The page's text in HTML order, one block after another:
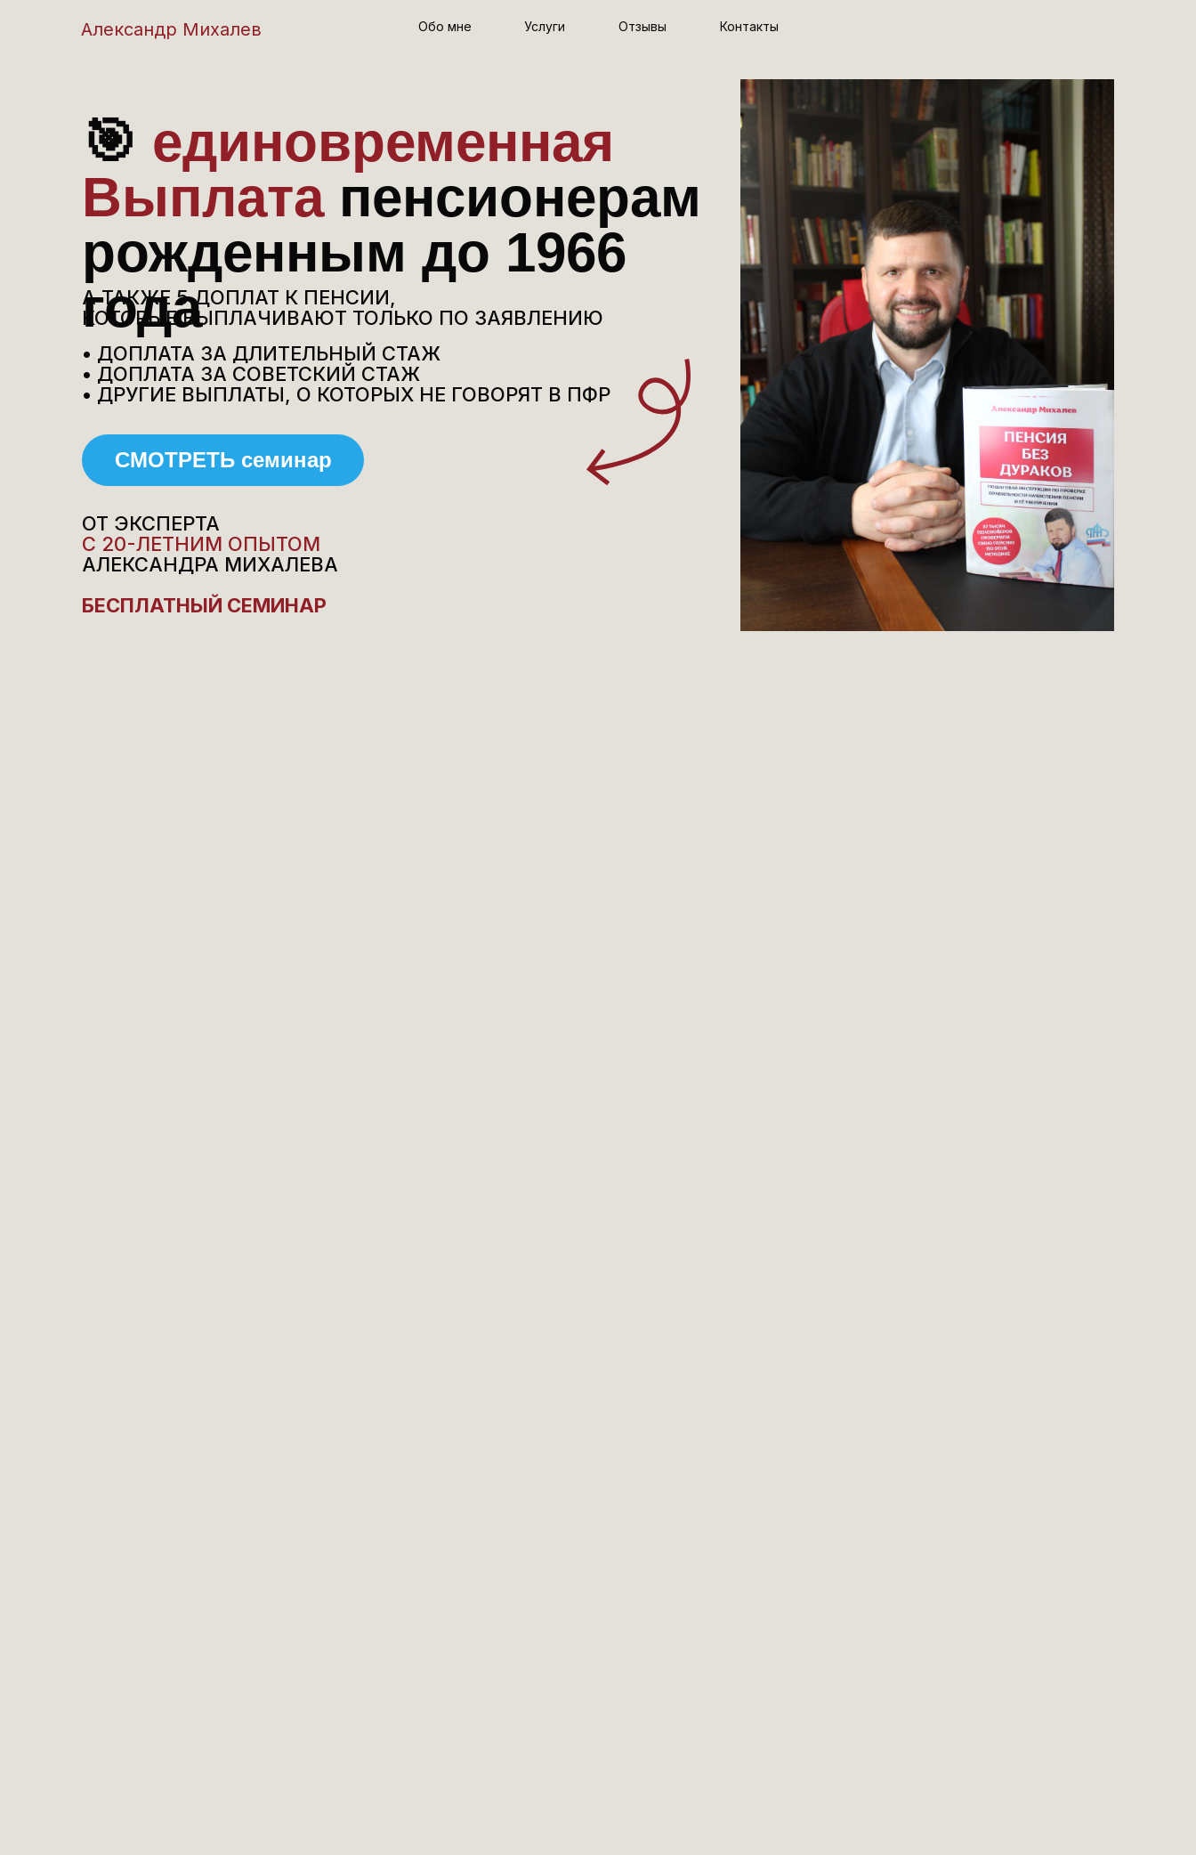
🎯 единовременная
Выплата пенсионерам
рожденным до 1966
года
ОТ ЭКСПЕРТА
С 20-ЛЕТНИМ ОПЫТОМ
АЛЕКСАНДРА МИХАЛЕВА
БЕСПЛАТНЫЙ СЕМИНАР
А ТАКЖЕ 5 ДОПЛАТ К ПЕНСИИ,
КОТОРЫЕ ВЫПЛАЧИВАЮТ ТОЛЬКО ПО ЗАЯВЛЕНИЮ
• ДОПЛАТА ЗА ДЛИТЕЛЬНЫЙ СТАЖ
• ДОПЛАТА ЗА СОВЕТСКИЙ СТАЖ
• ДРУГИЕ ВЫПЛАТЫ, О КОТОРЫХ НЕ ГОВОРЯТ В ПФР
Александр Михалев Обо мне Услуги Отзывы Контакты
СМОТРЕТЬ семинар